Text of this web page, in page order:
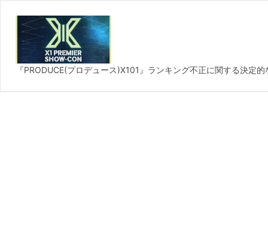
『PRODUCE(プロデュース)X101』ランキング不正に関する決定